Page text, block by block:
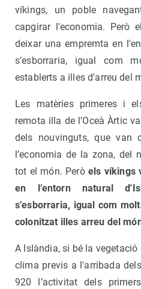
víkings, un poble
capgirar l'economia. Però
deixar una empremta en
s’esborraria, igual com
establerts a illes d'arreu del
Les matèries primeres i
remota illa de l’Oceà Àrtic
dels nouvinguts, que van
l’economia de la zona, del
tot el món. Peròels víkings
en l’entorn natural
s’esborraria, igual com
colonitzat illes arreu del
A Islàndia, si bé la
clima previs a l'arribada
920 l’activitat dels